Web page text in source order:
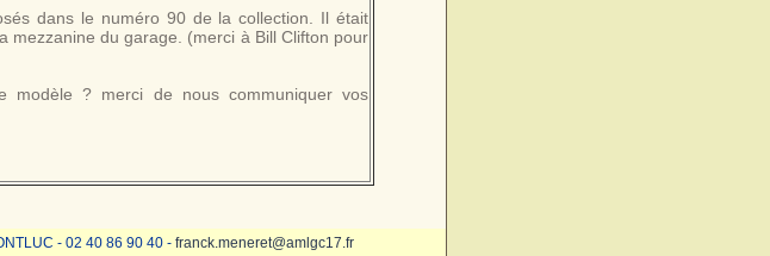
dans le numéro 90 de la collection. Il était
mezzanine du garage. (merci à Bill Clifton pour
modèle ? merci de nous communiquer vos
- 02 40 86 90 40 - franck.meneret@amlgc17.fr